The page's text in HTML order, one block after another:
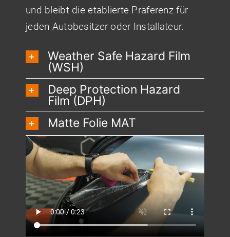
und bleibt die etablierte Präferenz für
jeden Autobesitzer oder Installateur.
Weather Safe Hazard Film
(WSH)
Deep Protection Hazard
Film (DPH)
Matte Folie MAT